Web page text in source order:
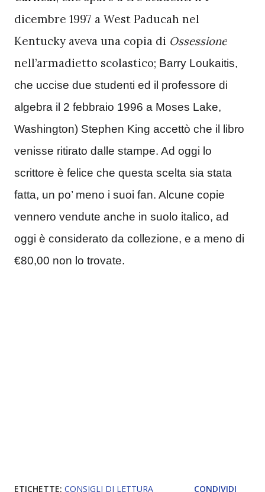
dicembre 1997 a West Paducah nel
Kentucky aveva una copia di Ossessione
nell’armadietto scolastico; Barry Loukaitis,
che uccise due studenti ed il professore di
algebra il 2 febbraio 1996 a Moses Lake,
Washington) Stephen King accettò che il libro
venisse ritirato dalle stampe. Ad oggi lo
scrittore è felice che questa scelta sia stata
fatta, un po’ meno i suoi fan. Alcune copie
vennero vendute anche in suolo italico, ad
oggi è considerato da collezione, e a meno di
€80,00 non lo trovate.
ETICHETTE: CONSIGLI DI LETTURA CONDIVIDI